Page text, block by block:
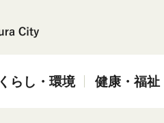
くらし・環境 健康・福祉